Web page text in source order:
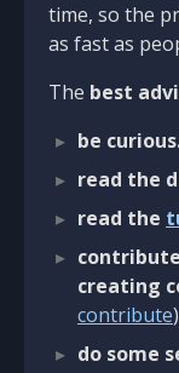
time, so the
as fast as
The best
be
read the
read the
creating
contribute)
do some